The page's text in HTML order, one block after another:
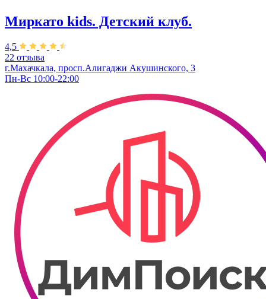
Миркато kids. Детский клуб.
4,5
22 отзыва
г.Махачкала, просп.Алигаджи Акушинского, 3
Пн-Вс 10:00-22:00